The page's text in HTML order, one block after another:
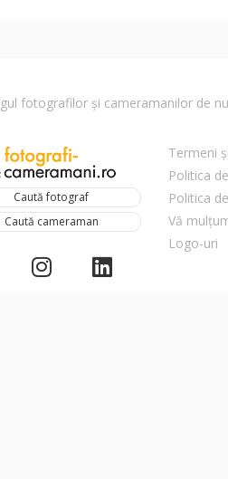
fotografilor și cameramanilor de
Caută fotograf
Caută cameraman
Termeni
Politica
Politica
Vă
Logo-uri